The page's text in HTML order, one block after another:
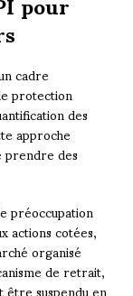
cadre
protection
des
approche
des
préoccupation
actions cotées,
organisé
de retrait,